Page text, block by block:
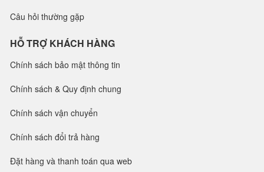
Câu hỏi thường gặp
HỖ TRỢ KHÁCH HÀNG
Chính sách bảo mật thông tin
Chính sách & Quy định chung
Chính sách vận chuyển
Chính sách đổi trả hàng
Đặt hàng và thanh toán qua web